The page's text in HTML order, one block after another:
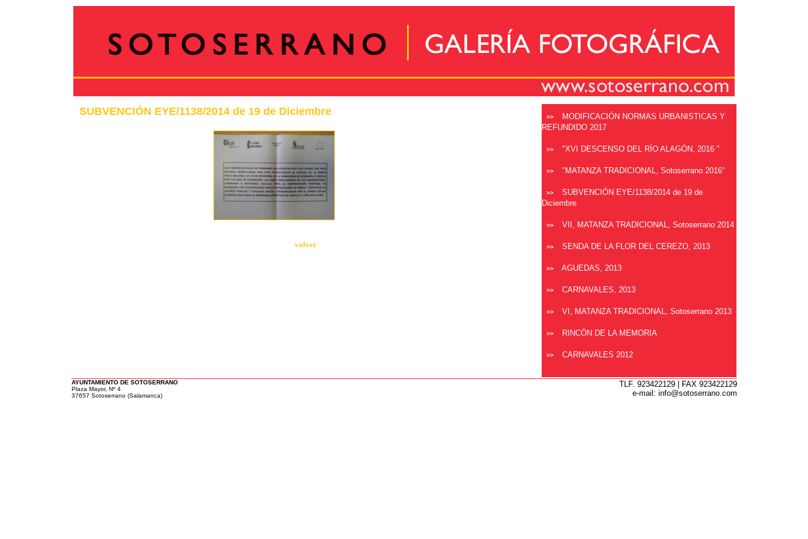
SUBVENCIÓN EYE/1138/2014 de 19 de Diciembre
volver
>>
MODIFICACIÓN NORMAS URBANISTICAS Y
REFUNDIDO 2017
>> "XVI DESCENSO DEL RÍO ALAGÓN, 2016 "
>> "MATANZA TRADICIONAL, Sotoserrano 2016"
>>
SUBVENCIÓN EYE/1138/2014 de 19 de
Diciembre
>> VII, MATANZA TRADICIONAL, Sotoserrano 2014
>> SENDA DE LA FLOR DEL CEREZO, 2013
>> AGUEDAS, 2013
>> CARNAVALES, 2013
>> VI, MATANZA TRADICIONAL, Sotoserrano 2013
>> RINCÓN DE LA MEMORIA
>> CARNAVALES 2012
AYUNTAMIENTO DE SOTOSERRANO
Plaza Mayor, Nº 4
37657 Sotoserrano (Salamanca)
TLF. 923422129 | FAX 923422129
e-mail: info@sotoserrano.com